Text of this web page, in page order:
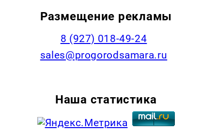
Размещение рекламы
8 (927) 018-49-24
sales@progorodsamara.ru
Наша статистика